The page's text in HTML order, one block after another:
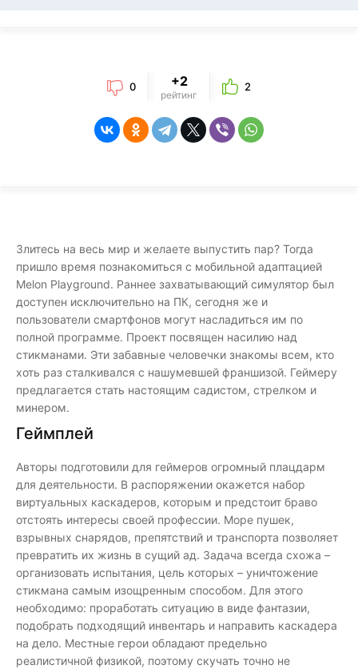
0 +2
рейтинг
2
Злитесь на весь мир и желаете выпустить пар? Тогда
пришло время познакомиться с мобильной адаптацией
Melon Playground. Раннее захватывающий симулятор был
доступен исключительно на ПК, сегодня же и
пользователи смартфонов могут насладиться им по
полной программе. Проект посвящен насилию над
стикманами. Эти забавные человечки знакомы всем, кто
хоть раз сталкивался с нашумевшей франшизой. Геймеру
предлагается стать настоящим садистом, стрелком и
минером.
Геймплей
Авторы подготовили для геймеров огромный плацдарм
для деятельности. В распоряжении окажется набор
виртуальных каскадеров, которым и предстоит браво
отстоять интересы своей профессии. Море пушек,
взрывных снарядов, препятствий и транспорта позволяет
превратить их жизнь в сущий ад. Задача всегда схожа –
организовать испытания, цель которых – уничтожение
стикмана самым изощренным способом. Для этого
необходимо: проработать ситуацию в виде фантазии,
подобрать подходящий инвентарь и направить каскадера
на дело. Местные герои обладают предельно
реалистичной физикой, поэтому скучать точно не